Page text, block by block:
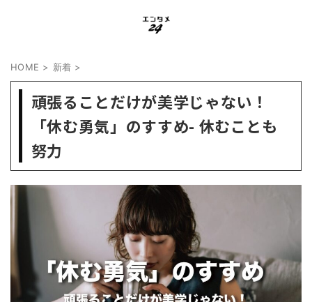
HOME > 新着 >
頑張ることだけが美学じゃない！
「休む勇気」のすすめ- 休むことも
努力